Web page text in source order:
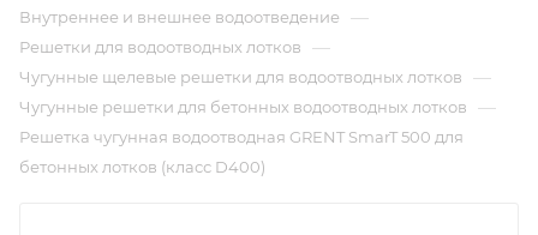
Внутреннее и внешнее водоотведение —
Решетки для водоотводных лотков —
Чугунные щелевые решетки для водоотводных лотков —
Чугунные решетки для бетонных водоотводных лотков —
Решетка чугунная водоотводная GRENT SmarT 500 для
бетонных лотков (класс D400)